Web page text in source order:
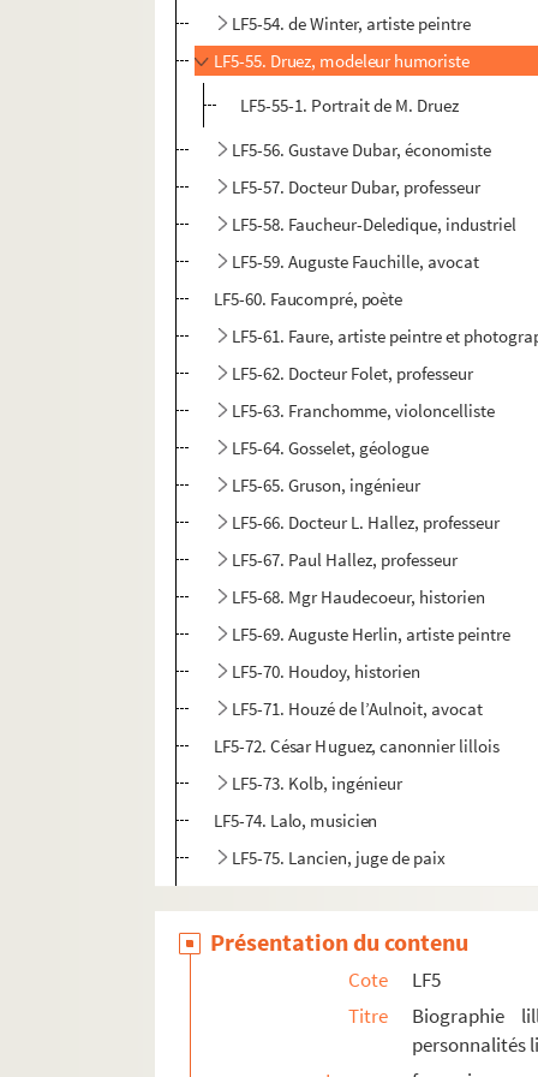
LF5-54. de Winter, artiste peintre
LF5-55. Druez, modeleur humoriste
LF5-55-1. Portrait de M. Druez
LF5-56. Gustave Dubar, économiste
LF5-57. Docteur Dubar, professeur
LF5-58. Faucheur-Deledique, industriel
LF5-59. Auguste Fauchille, avocat
LF5-60. Faucompré, poète
LF5-61. Faure, artiste peintre et
LF5-62. Docteur Folet, professeur
LF5-63. Franchomme, violoncelliste
LF5-64. Gosselet, géologue
LF5-65. Gruson, ingénieur
LF5-66. Docteur L. Hallez, professeur
LF5-67. Paul Hallez, professeur
LF5-68. Mgr Haudecoeur, historien
LF5-69. Auguste Herlin, artiste peintre
LF5-70. Houdoy, historien
LF5-71. Houzé de l’Aulnoit, avocat
LF5-72. César Huguez, canonnier lillois
LF5-73. Kolb, ingénieur
LF5-74. Lalo, musicien
LF5-75. Lancien, juge de paix
LF5-77. Larsonneur, musicien
LF5-78. Jeanne Merey, cantatrice
LF5-79. Lavainne père et fils, musiciens
Présentation du contenu
Cote
LF5
Titre
Biographie
personnalités